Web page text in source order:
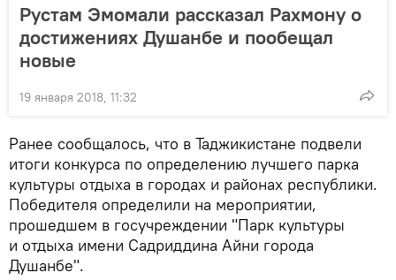
Рустам Эмомали рассказал Рахмону о
достижениях Душанбе и пообещал
новые
19 января 2018, 11:32
Ранее сообщалось, что в Таджикистане подвели
итоги конкурса по определению лучшего парка
культуры отдыха в городах и районах республики.
Победителя определили на мероприятии,
прошедшем в госучреждении "Парк культуры
и отдыха имени Садриддина Айни города
Душанбе".